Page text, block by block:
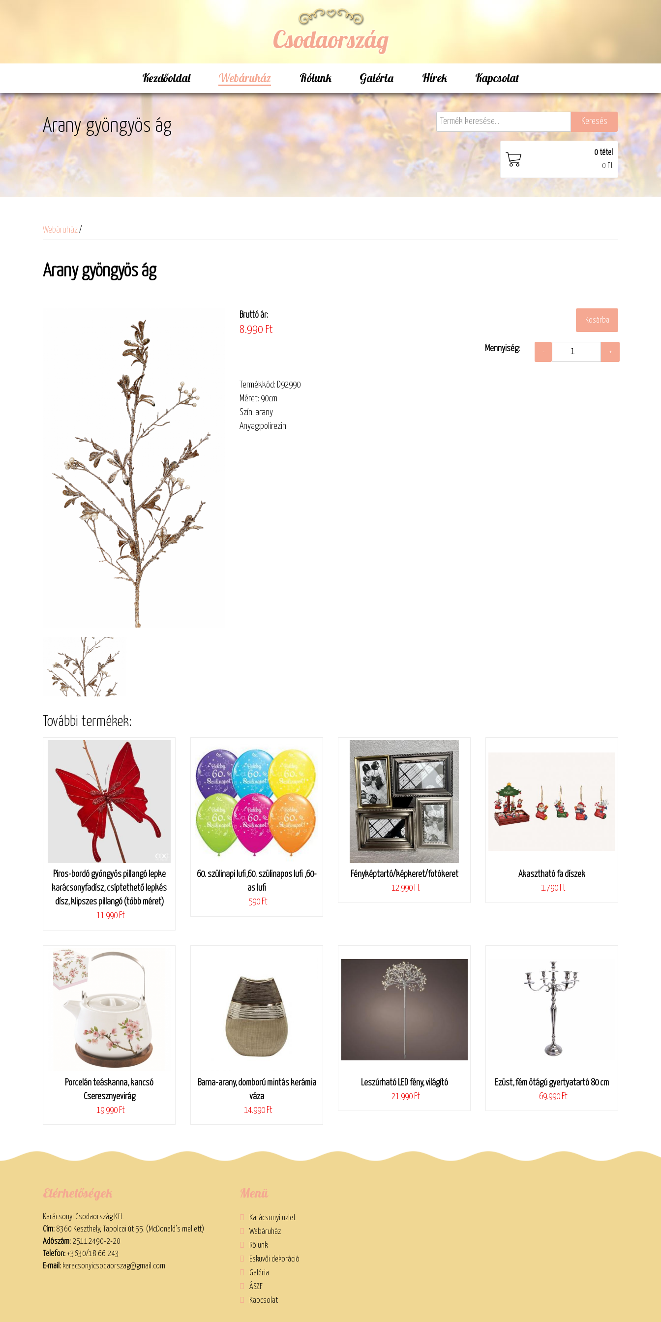
Csodaország
Kezdőoldal Webáruház Rólunk Galéria Hírek Kapcsolat
Arany gyöngyös ág
0tétel
0 Ft
Webáruház/
Arany gyöngyös ág
Bruttó ár:
8.990 Ft
Mennyiség:
Termékkód: D92990
Méret: 90cm
Szín: arany
Anyag:polirezin
További termékek:
Piros-bordó gyöngyös pillangó lepke
karácsonyfadísz, csíptethető lepkés
dísz, klipszes pillangó (több méret)
11.990 Ft
60. szülinapi lufi,60. szülinapos lufi ,60-
as lufi
590 Ft
Fényképtartó/képkeret/fotókeret
12.990 Ft
Akasztható fa díszek
1.790 Ft
Porcelán teáskanna, kancsó
Cseresznyevirág
19.990 Ft
Barna-arany, domború mintás kerámia
váza
14.990 Ft
Leszúrható LED fény, világító
21.990 Ft
Ezüst, fém ötágú gyertyatartó 80 cm
69.990 Ft
Elérhetőségek
Karácsonyi Csodaország Kft.
Cím: 8360 Keszthely, Tapolcai út 55. (McDonald’s mellett)
Adószám: 25112490-2-20
Telefon:+3630/18 66 243
E-mail: karacsonyicsodaorszag@gmail.com
Menü
Karácsonyi üzlet
Webáruház
Rólunk
Esküvői dekoráció
Galéria
ÁSZF
Kapcsolat